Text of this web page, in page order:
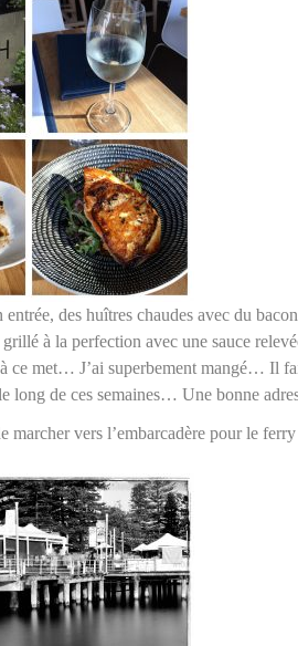
des huîtres chaudes avec du
à la perfection avec une sauce
ce met… J’ai superbement mangé… Il
long de ces semaines… Une bonne
marcher vers l’embarcadère pour le